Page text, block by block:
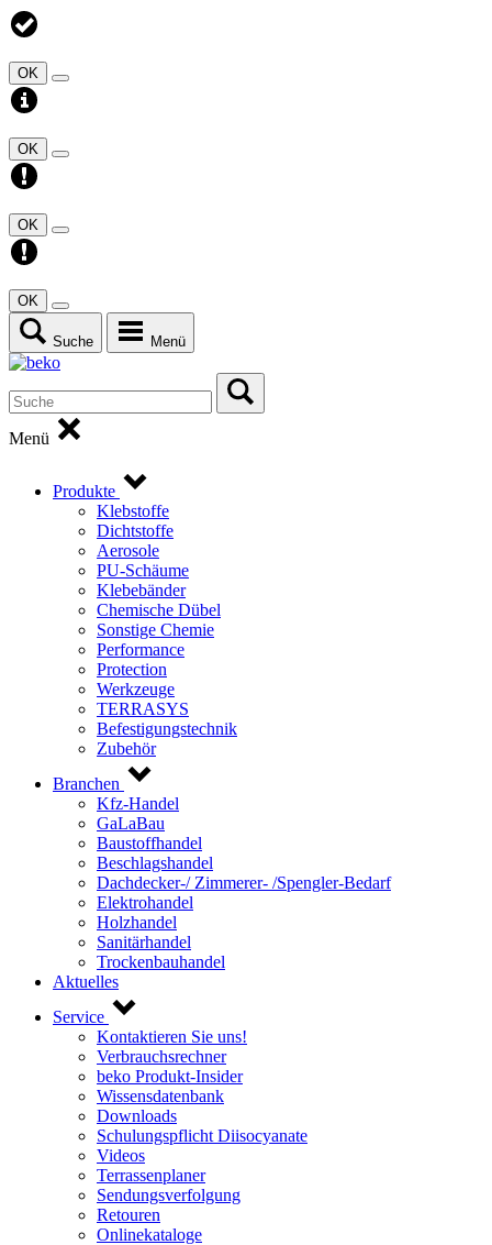
OK
OK
OK
OK
Suche Menü
Menü
Produkte
Klebstoffe
Dichtstoffe
Aerosole
PU-Schäume
Klebebänder
Chemische Dübel
Sonstige Chemie
Performance
Protection
Werkzeuge
TERRASYS
Befestigungstechnik
Zubehör
Branchen
Kfz-Handel
GaLaBau
Baustoffhandel
Beschlagshandel
Dachdecker-/ Zimmerer- /Spengler-Bedarf
Elektrohandel
Holzhandel
Sanitärhandel
Trockenbauhandel
Aktuelles
Service
Kontaktieren Sie uns!
Verbrauchsrechner
beko Produkt-Insider
Wissensdatenbank
Downloads
Schulungspflicht Diisocyanate
Videos
Terrassenplaner
Sendungsverfolgung
Retouren
Onlinekataloge